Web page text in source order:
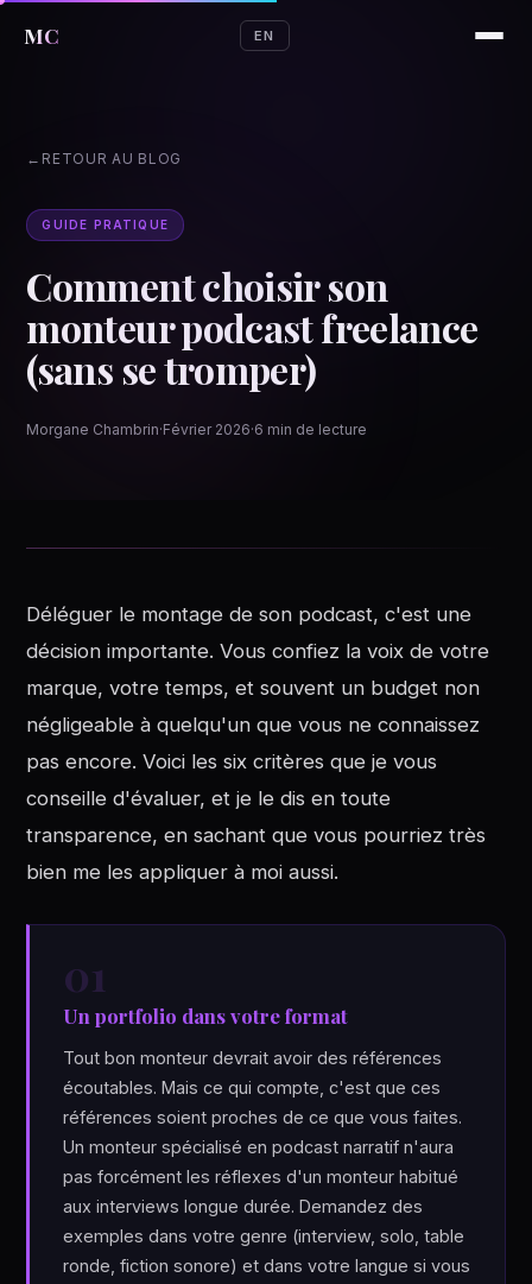
MC EN
RETOUR AU BLOG
GUIDE PRATIQUE
Comment choisir son
monteur podcast freelance
(sans se tromper)
Morgane Chambrin·Février 2026·6 min de lecture
Déléguer le montage de son podcast, c'est une
décision importante. Vous confiez la voix de votre
marque, votre temps, et souvent un budget non
négligeable à quelqu'un que vous ne connaissez
pas encore. Voici les six critères que je vous
conseille d'évaluer, et je le dis en toute
transparence, en sachant que vous pourriez très
bien me les appliquer à moi aussi.
01
Un portfolio dans votre format
Tout bon monteur devrait avoir des références
écoutables. Mais ce qui compte, c'est que ces
références soient proches de ce que vous faites.
Un monteur spécialisé en podcast narratif n'aura
pas forcément les réflexes d'un monteur habitué
aux interviews longue durée. Demandez des
exemples dans votre genre (interview, solo, table
ronde, fiction sonore) et dans votre langue si vous